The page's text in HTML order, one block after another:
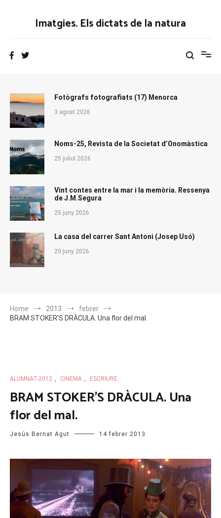
Imatgies. Els dictats de la natura
Fotògrafs fotografiats (17) Menorca
3 agost 2026
Noms-25, Revista de la Societat d’Onomàstica
25 juliol 2026
Vint contes entre la mar i la memòria. Ressenya
de J.M.Segura
25 juny 2026
La casa del carrer Sant Antoni (Josep Usó)
20 juny 2026
Home 2013
febrer
BRAM STOKER’S DRÀCULA. Una flor del mal.
ALUMNAT-2012 , CINEMA , ESCRIURE
BRAM STOKER’S DRÀCULA. Una
flor del mal.
Jesús Bernat Agut 14 febrer 2013